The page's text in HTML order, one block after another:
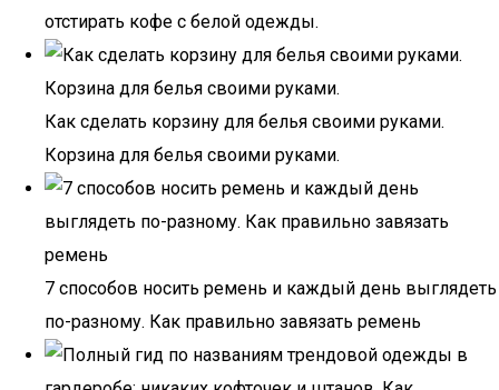
отстирать кофе с белой одежды.
Как сделать корзину для белья своими руками.
Корзина для белья своими руками.
7 способов носить ремень и каждый день выглядеть
по-разному. Как правильно завязать ремень